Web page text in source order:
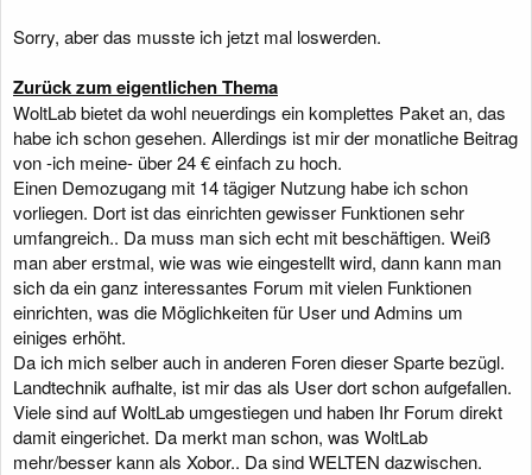
Sorry, aber das musste ich jetzt mal loswerden.
Zurück zum eigentlichen Thema
WoltLab bietet da wohl neuerdings ein komplettes Paket an, das
habe ich schon gesehen. Allerdings ist mir der monatliche Beitrag
von -ich meine- über 24 € einfach zu hoch.
Einen Demozugang mit 14 tägiger Nutzung habe ich schon
vorliegen. Dort ist das einrichten gewisser Funktionen sehr
umfangreich.. Da muss man sich echt mit beschäftigen. Weiß
man aber erstmal, wie was wie eingestellt wird, dann kann man
sich da ein ganz interessantes Forum mit vielen Funktionen
einrichten, was die Möglichkeiten für User und Admins um
einiges erhöht.
Da ich mich selber auch in anderen Foren dieser Sparte bezügl.
Landtechnik aufhalte, ist mir das als User dort schon aufgefallen.
Viele sind auf WoltLab umgestiegen und haben Ihr Forum direkt
damit eingerichet. Da merkt man schon, was WoltLab
mehr/besser kann als Xobor.. Da sind WELTEN dazwischen.